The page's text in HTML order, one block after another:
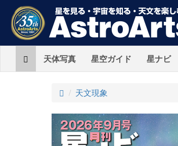
Home天体写真 星空ガイド 星ナビ
ト
プ
天文現象